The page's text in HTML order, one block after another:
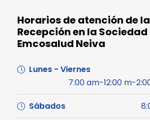
Horarios de atención de la
Recepción en la
Emcosalud Neiva
Lunes - Viernes
7:00 am-12:00 m-
Sábados